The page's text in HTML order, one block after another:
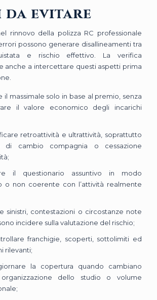
evitare
rinnovo della polizza RC professionale
possono generare disallineamenti tra
e rischio effettivo. La verifica
anche a intercettare questi aspetti prima
il massimale solo in base al premio, senza
il valore economico degli incarichi
retroattività e ultrattività, soprattutto
di cambio compagnia o cessazione
il questionario assuntivo in modo
o non coerente con l’attività realmente
sinistri, contestazioni o circostanze note
incidere sulla valutazione del rischio;
franchigie, scoperti, sottolimiti ed
rilevanti;
la copertura quando cambiano
dello studio o volume